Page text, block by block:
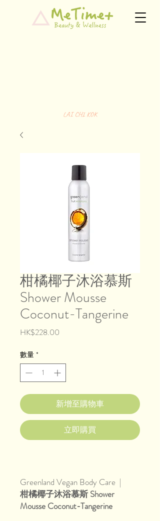
LAI CHI KOK
柑橘椰子沐浴慕斯
Shower Mousse
Coconut-Tangerine
HK$228.00
數量 *
新增至購物車
立即購買
Greenland Vegan Body Care |
柑橘椰子沐浴慕斯 Shower
Mousse Coconut-Tangerine